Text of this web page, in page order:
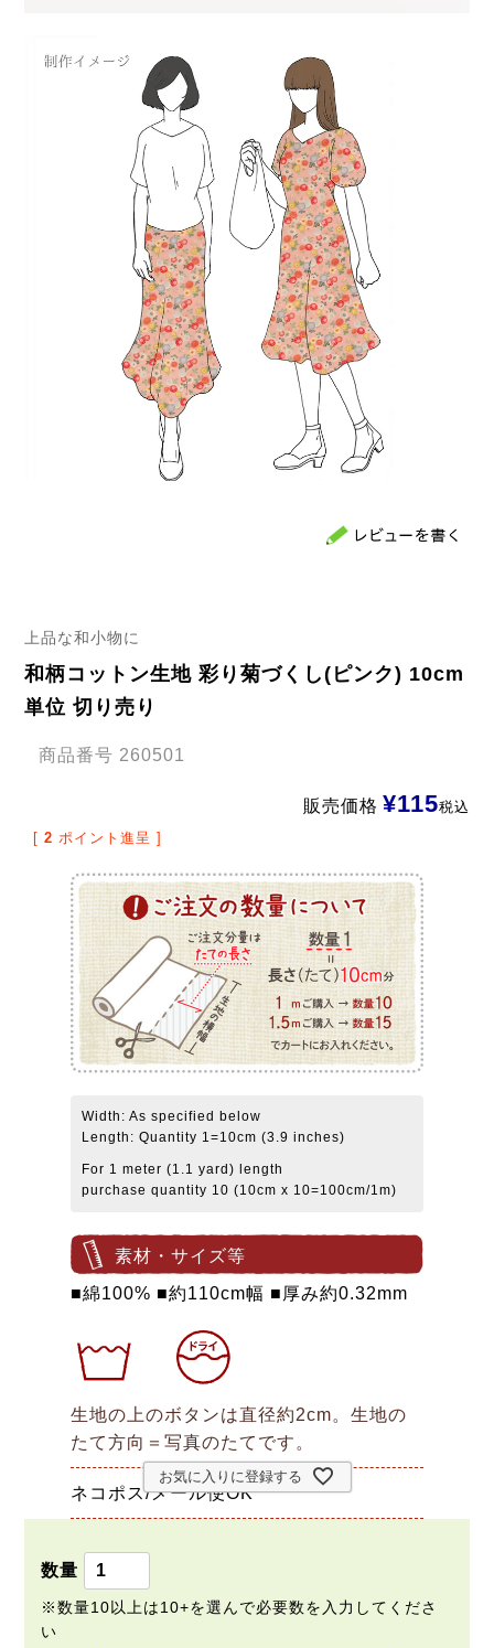
上品な和小物に
和柄コットン生地 彩り菊づくし(ピンク) 10cm
単位 切り売り
商品番号 260501
販売価格 ¥115税込
[ 2 ポイント進呈 ]
Width: As specified below
Length: Quantity 1=10cm (3.9 inches)
For 1 meter (1.1 yard) length
purchase quantity 10 (10cm x 10=100cm/1m)
素材・サイズ等
■綿100% ■約110cm幅 ■厚み約0.32mm
生地の上のボタンは直径約2cm。生地の
たて方向＝写真のたてです。
ネコポス/メール便OK
お気に入りに登録する